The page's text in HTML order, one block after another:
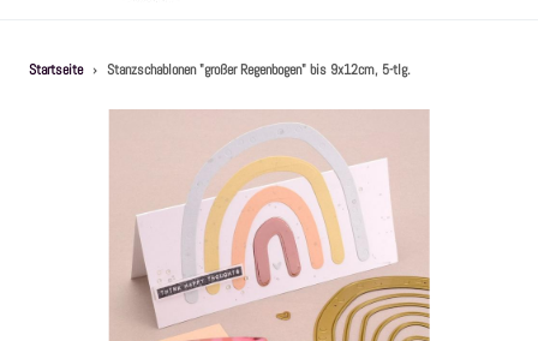
Holzstempel
Clear Stamps
Startseite › Stanzschablonen "großer Regenbogen" bis 9x12cm, 5-tlg.